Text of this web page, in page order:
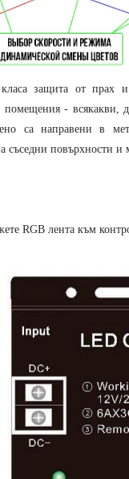
защита от прах
помещения -
са направени в
съседни повърхности
RGB лента към